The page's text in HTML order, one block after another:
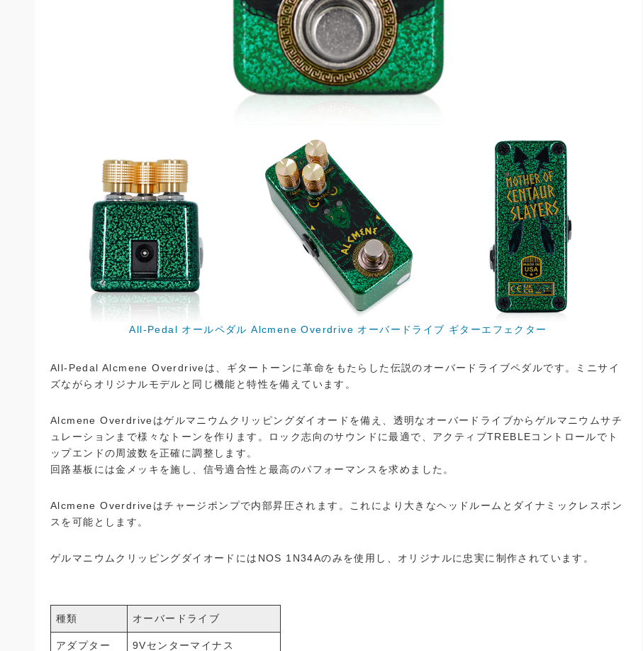
All-Pedal オールペダル Alcmene Overdrive オーバードライブ ギターエフェクター
All-Pedal Alcmene Overdriveは、ギタートーンに革命をもたらした伝説のオーバードライブペダルです。ミニサイ
ズながらオリジナルモデルと同じ機能と特性を備えています。
Alcmene Overdriveはゲルマニウムクリッピングダイオードを備え、透明なオーバードライブからゲルマニウムサチ
ュレーションまで様々なトーンを作ります。ロック志向のサウンドに最適で、アクティブTREBLEコントロールでト
ップエンドの周波数を正確に調整します。
回路基板には金メッキを施し、信号適合性と最高のパフォーマンスを求めました。
Alcmene Overdriveはチャージポンプで内部昇圧されます。これにより大きなヘッドルームとダイナミックレスポン
スを可能とします。
ゲルマニウムクリッピングダイオードにはNOS 1N34Aのみを使用し、オリジナルに忠実に制作されています。
種類 オーバードライブ
アダプター 9Vセンターマイナス